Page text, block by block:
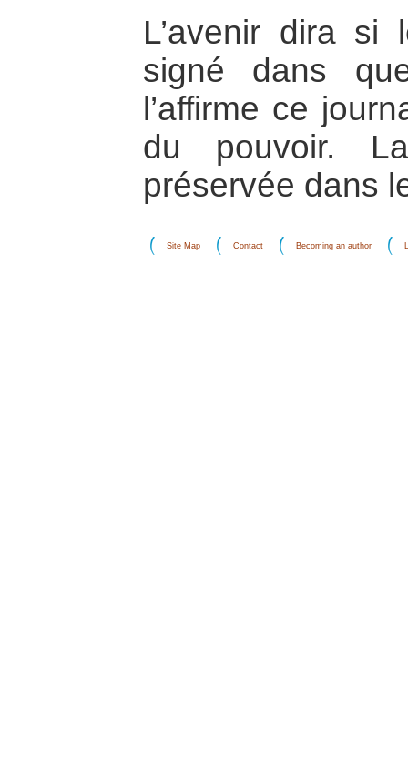
L’avenir dira si
signé dans
l’affirme ce
du pouvoir.
préservée dans
Site Map Contact Becoming an author